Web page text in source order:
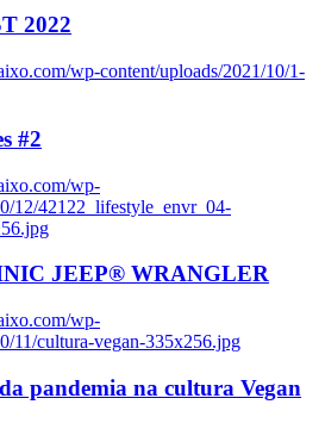
2022
wp-content/uploads/2021/10/1-
#2
wp-
12/42122_lifestyle_envr_04-
JEEP® WRANGLER
wp-
11/cultura-vegan-335x256.jpg
pandemia na cultura Vegan